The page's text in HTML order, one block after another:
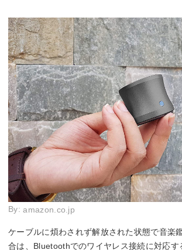
By:amazon.co.jp
ケーブルに煩わされず解放された状態で音楽
合は、Bluetoothでのワイヤレス接続に対応す